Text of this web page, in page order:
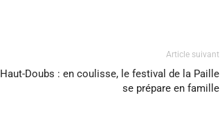
Article suivant
Haut-Doubs : en coulisse, le festival de la Paille
se prépare en famille